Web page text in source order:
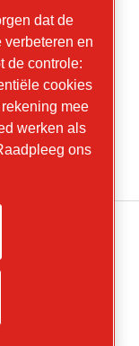
dat de
verbeteren en
de controle:
cookies
mee
werken als
ons